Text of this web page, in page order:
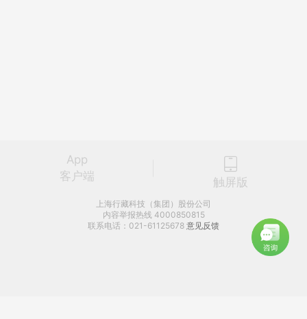
App
客户端
触屏版
上海行藏科技（集团）股份公司
内容举报热线 4000850815
联系电话：021-61125678 意见反馈